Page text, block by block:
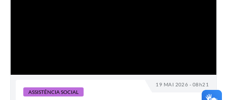
19 MAI 2026 - 08h21
ASSISTÊNCIA SOCIAL